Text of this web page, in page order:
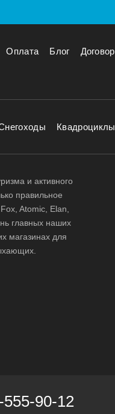
Оплата Блог Договор
Квадроциклы
и активного
правильное
Atomic, Elan,
главных наших
магазинах для
555-90-12